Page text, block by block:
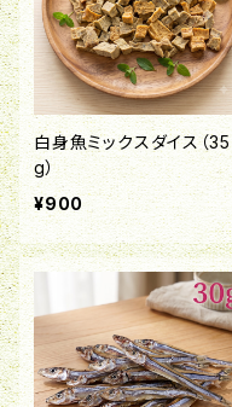
白身魚ミックスダイス（35
g）
¥900